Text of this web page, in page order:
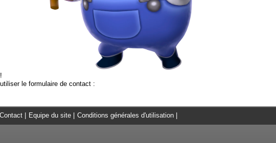
le formulaire de contact :
Contact Equipe du site Conditions générales d'utilisation